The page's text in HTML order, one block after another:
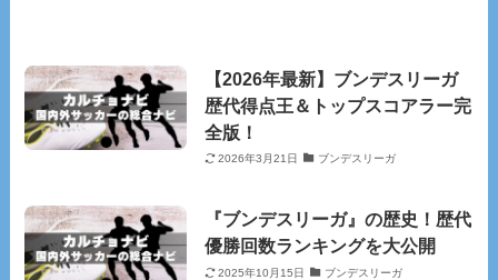
【2026年最新】ブンデスリーガ
歴代得点王＆トップスコアラー完
全版！
2026年3月21日 ブンデスリーガ
『ブンデスリーガ』の歴史！歴代
優勝回数ランキングを大公開
2025年10月15日 ブンデスリーガ